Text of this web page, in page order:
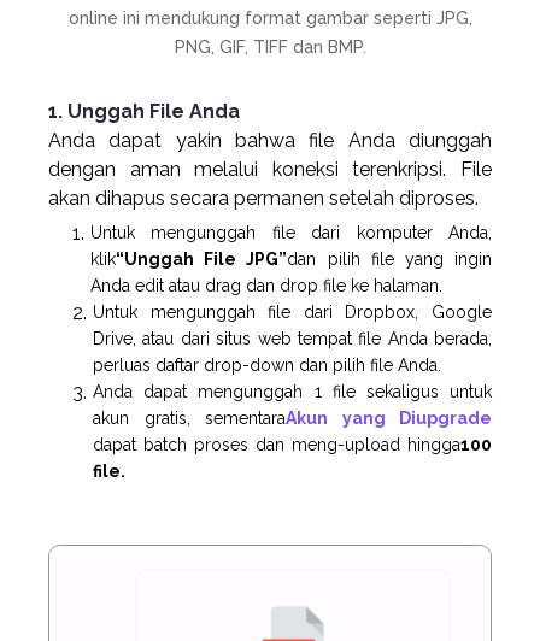
online ini mendukung format gambar seperti JPG,
PNG, GIF, TIFF dan BMP.
1. Unggah File Anda
Anda dapat yakin bahwa file Anda diunggah
dengan aman melalui koneksi terenkripsi. File
akan dihapus secara permanen setelah diproses.
Untuk mengunggah file dari komputer Anda,
klik“Unggah File JPG”dan pilih file yang ingin
Anda edit atau drag dan drop file ke halaman.
Untuk mengunggah file dari Dropbox, Google
Drive, atau dari situs web tempat file Anda berada,
perluas daftar drop-down dan pilih file Anda.
Anda dapat mengunggah 1 file sekaligus untuk
akun gratis, sementaraAkun yang Diupgrade
dapat batch proses dan meng-upload hingga100
file.